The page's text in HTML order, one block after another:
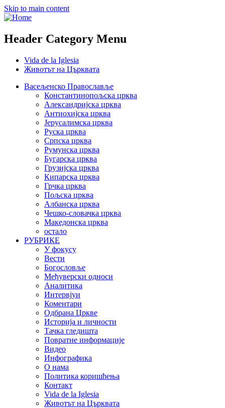
Skip to main content
Header Category Menu
Vida de la Iglesia
Животът на Църквата
Васељенско Православље
Константинопољска црква
Александријска црква
Антиохијска црква
Јерусалимска црква
Руска црква
Српска црква
Румунска црква
Бугарска црква
Грузијска црква
Кипарска црква
Грчка црква
Пољска црква
Албанска црква
Чешко-словачка црква
Македонска црква
остало
РУБРИКЕ
У фокусу
Вести
Богословље
Међуверски односи
Аналитика
Интервјуи
Коментари
Одбрана Цркве
Историја и личности
Тачка гледишта
Повратне информације
Видео
Инфографика
О нама
Политика коришћења
Контакт
Vida de la Iglesia
Животът на Църквата